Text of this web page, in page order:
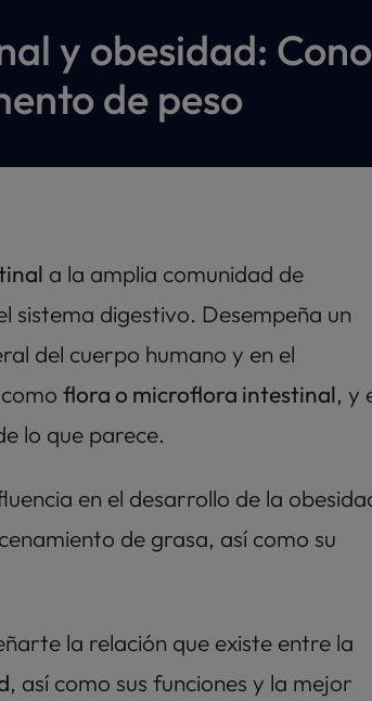
y obesidad:
de peso
a la amplia comunidad de
sistema digestivo. Desempeña un
del cuerpo humano y en el
flora o microflora intestinal, y
lo que parece.
en el desarrollo de la
de grasa, así como su
, así como sus funciones y la mejor